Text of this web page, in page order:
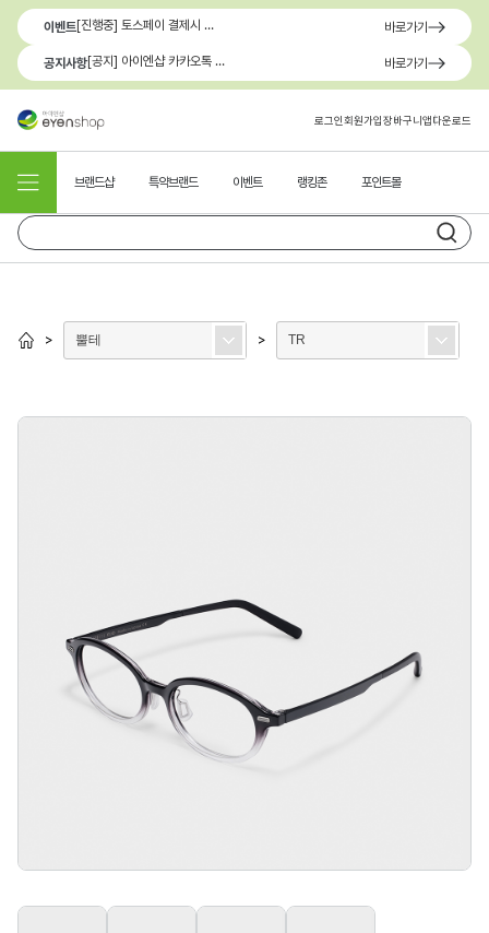
이벤트 [진행중] 토스페이 결제시 최대 1.3만원 혜택 바로가기
공지사항 [공지] 아이엔샵 카카오톡 1:1 문의 채널 이용 안내 바로가기
로그인회원가입장바구니앱다운로드
브랜드샵 특약브랜드 이벤트 랭킹존 포인트몰
> 뿔테 > TR